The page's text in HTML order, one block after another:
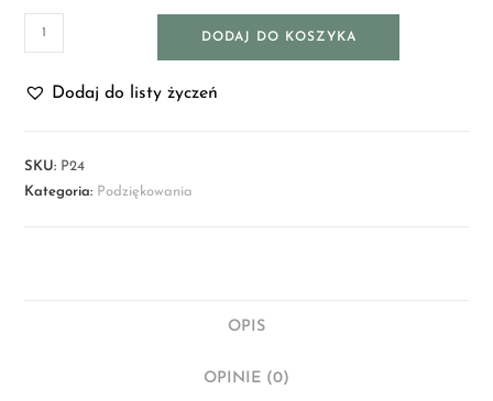
DODAJ DO KOSZYKA
Dodaj do listy życzeń
SKU: P24
Kategoria: Podziękowania
OPIS
OPINIE (0)